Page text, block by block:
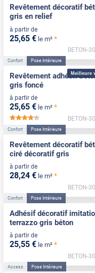
Revêtement décoratif
gris en relief
à partir de
25,65 € le m² *
BETON-
Meilleure
Confort Pose Intérieure
Revêtement adhésif
gris foncé
à partir de
25,65 € le m² *
*****
BETON-
Confort Pose Intérieure
Revêtement décoratif
ciré décoratif gris
à partir de
28,24 € le m² *
BETON-
Confort Pose Intérieure
Adhésif décoratif
terrazzo gris béton
à partir de
25,55 € le m² *
BETON-
Access Pose Intérieure